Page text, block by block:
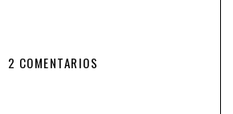
2 COMENTARIOS